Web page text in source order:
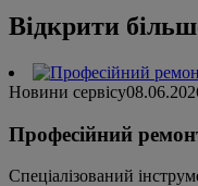
Відкрити
Новини сервісу
Професійний
Спеціалізований